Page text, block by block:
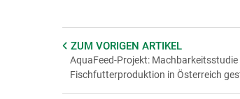
ZUM VORIGEN ARTIKEL
AquaFeed-Projekt:
Fischfutterproduktion in Österreich